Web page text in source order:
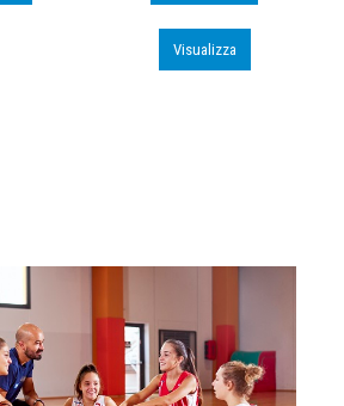
Visualizza